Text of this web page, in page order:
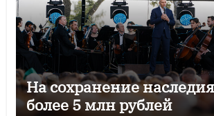
На сохранение
более 5 млн рублей